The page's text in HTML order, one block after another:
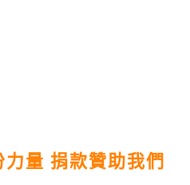
量 捐款贊助我們